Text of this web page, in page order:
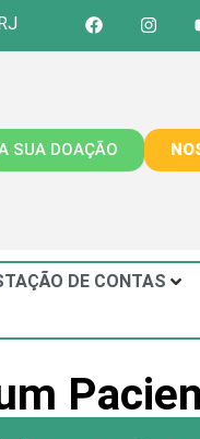
SUA DOAÇÃO
DE CONTAS